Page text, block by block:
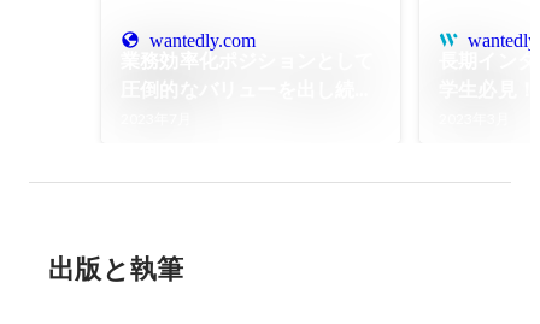
wantedly.com
出版と執筆